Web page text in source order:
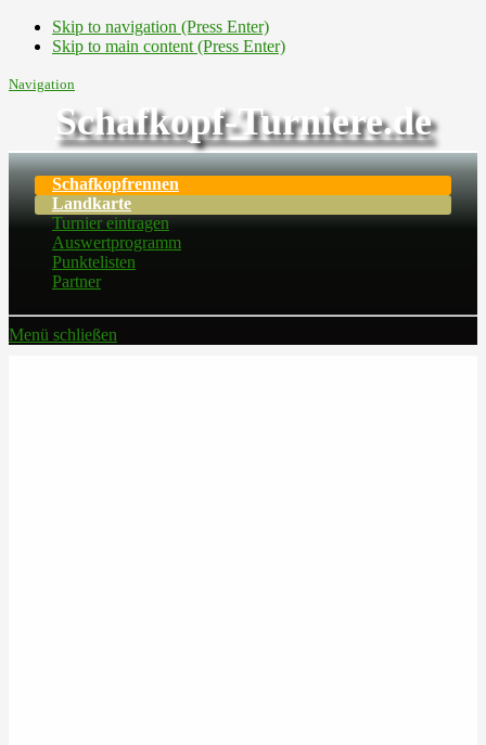
Skip to navigation (Press Enter)
Skip to main content (Press Enter)
Navigation
Schafkopf-Turniere.de
Schafkopfrennen
Landkarte
Turnier eintragen
Auswertprogramm
Punktelisten
Partner
Menü schließen